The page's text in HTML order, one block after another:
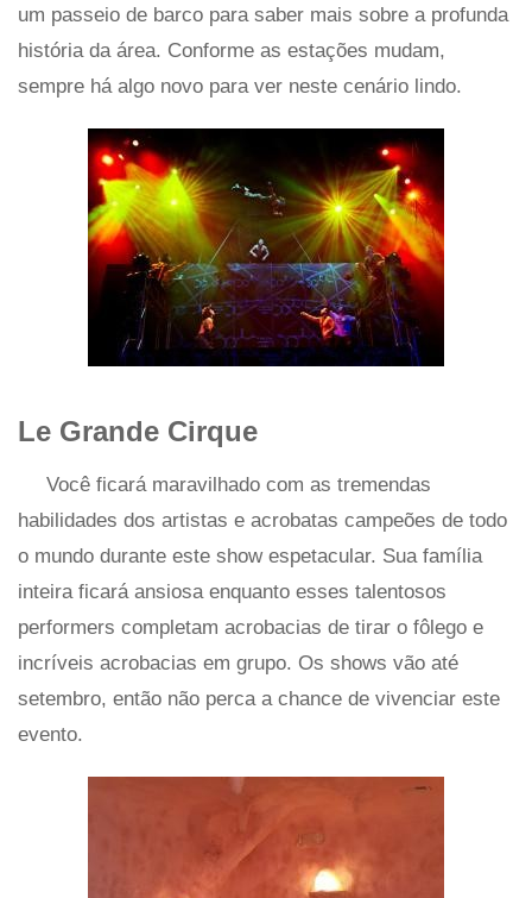
um passeio de barco para saber mais sobre a profunda
história da área. Conforme as estações mudam,
sempre há algo novo para ver neste cenário lindo.
Le Grande Cirque
Você ficará maravilhado com as tremendas
habilidades dos artistas e acrobatas campeões de todo
o mundo durante este show espetacular. Sua família
inteira ficará ansiosa enquanto esses talentosos
performers completam acrobacias de tirar o fôlego e
incríveis acrobacias em grupo. Os shows vão até
setembro, então não perca a chance de vivenciar este
evento.